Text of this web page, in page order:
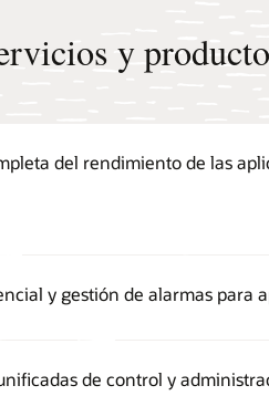
y
del rendimiento de las
y gestión de alarmas para
de control y